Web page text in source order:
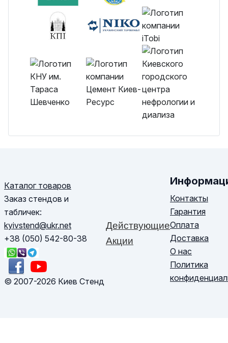
Каталог товаров
Заказ стендов и
табличек:
kyivstend@ukr.net
+38 (050) 542-80-38
© 2007-2026 Киев Стенд
Действующие
Акции
Контакты
Гарантия
Оплата
Доставка
О нас
Политика